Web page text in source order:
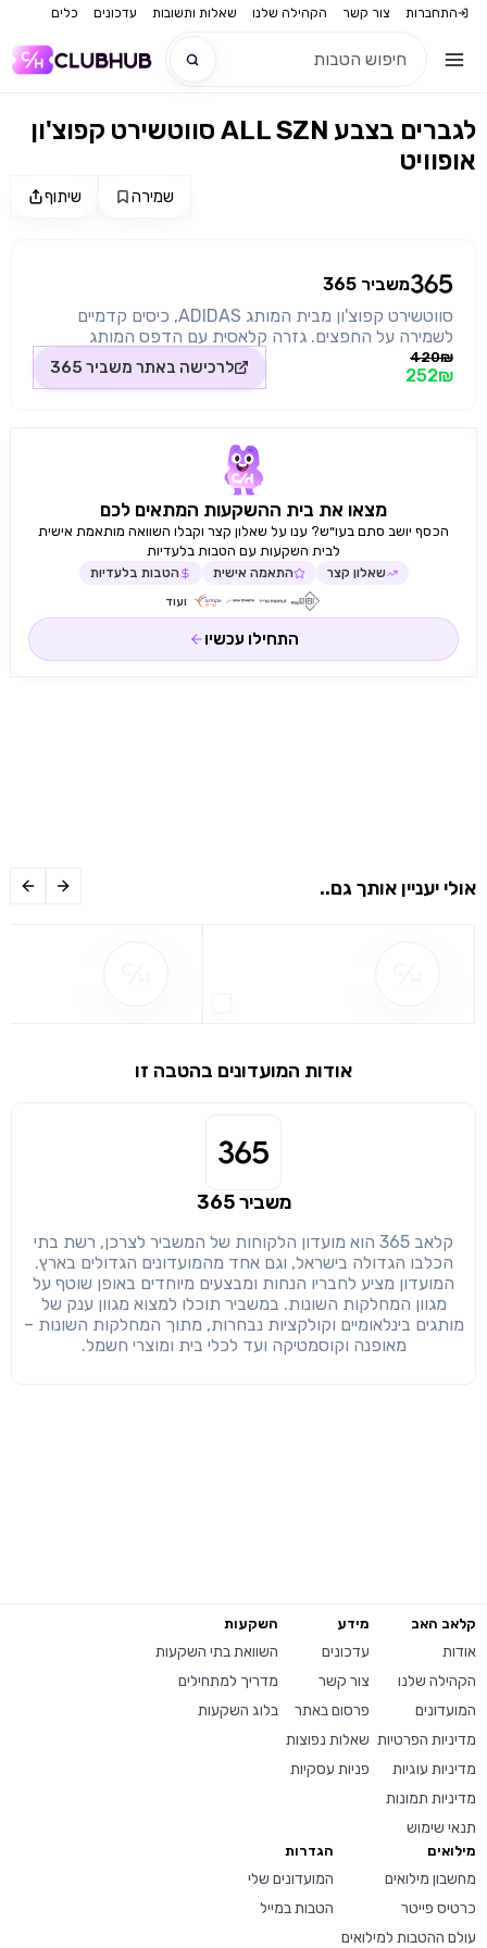
התחברות צור קשר הקהילה שלנו שאלות ותשובות עדכונים כלים
שיתוף
מימוש הטבה זו ניתן רק לחברי
שיתוף שמירה
סווטשירט קפוצ'ון ALL SZN לגברים בצבע
אופוויט
משביר 365
סווטשירט קפוצ'ון מבית המותג ADIDAS, כיסים קדמיים
לשמירה על החפצים. גזרה קלאסית עם הדפס המותג
מקדימה.
420₪
252₪ לרכישה באתר משביר 365
מצאו את בית ההשקעות המתאים לכם
הכסף יושב סתם בעו״ש? ענו על שאלון קצר וקבלו השוואה מותאמת אישית
לבית השקעות עם הטבות בלעדיות
שאלון קצר התאמה אישית הטבות בלעדיות
ועוד
התחילו עכשיו
אולי יעניין אותך גם..
אודות המועדונים בהטבה זו
משביר 365
קלאב 365 הוא מועדון הלקוחות של המשביר לצרכן, רשת בתי
הכלבו הגדולה בישראל, וגם אחד מהמועדונים הגדולים בארץ.
המועדון מציע לחבריו הנחות ומבצעים מיוחדים באופן שוטף על
מגוון המחלקות השונות. במשביר תוכלו למצוא מגוון ענק של
מותגים בינלאומיים וקולקציות נבחרות, מתוך המחלקות השונות –
מאופנה וקוסמטיקה ועד לכלי בית ומוצרי חשמל.
קלאב האב
אודות
הקהילה שלנו
המועדונים
מדיניות הפרטיות
מדיניות עוגיות
מדיניות תמונות
תנאי שימוש
מידע
עדכונים
צור קשר
פרסום באתר
שאלות נפוצות
פניות עסקיות
השקעות
השוואת בתי השקעות
מדריך למתחילים
בלוג השקעות
מילואים
מחשבון מילואים
כרטיס פייטר
עולם ההטבות למילואים
הגדרות
המועדונים שלי
הטבות במייל